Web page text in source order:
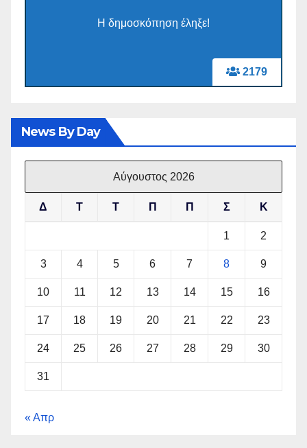
2179
Η δημοσκόπηση έληξε!
News By Day
Αύγουστος 2026
Δ Τ Τ Π Π Σ Κ
1 2
3 4 5 6 7 8 9
10 11 12 13 14 15 16
17 18 19 20 21 22 23
24 25 26 27 28 29 30
31
« Απρ